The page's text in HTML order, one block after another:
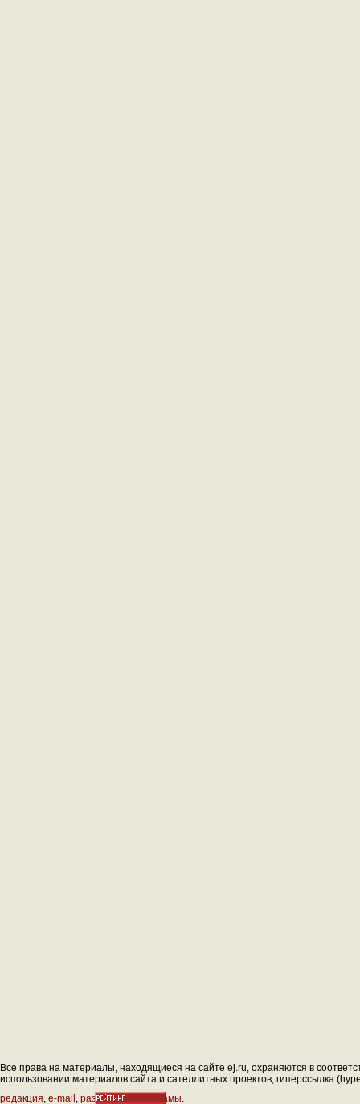
Все права на материалы, находящиеся на сайте ej.ru, охраняются в
использовании материалов сайта и сателлитных проектов, гиперссылка
редакция, e-mail , размещение рекламы.